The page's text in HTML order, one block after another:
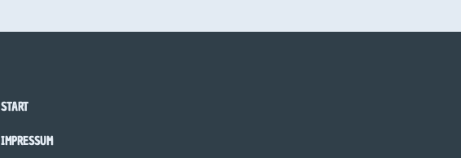
START
IMPRESSUM